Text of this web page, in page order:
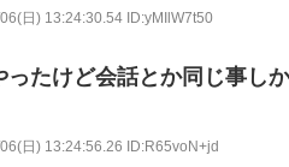
日) 13:24:30.54 ID:yMIlW7t50
たけど会話とか同じ事し
日) 13:24:56.26 ID:R65voN+jd